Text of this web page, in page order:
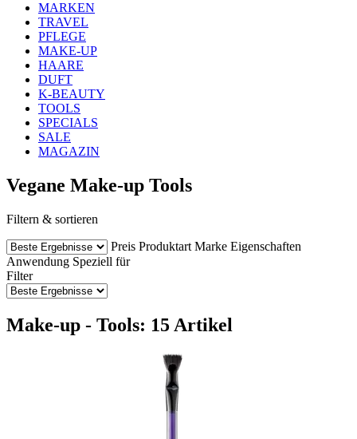
MARKEN
TRAVEL
PFLEGE
MAKE-UP
HAARE
DUFT
K-BEAUTY
TOOLS
SPECIALS
SALE
MAGAZIN
Vegane Make-up Tools
Filtern & sortieren
Preis Produktart Marke Eigenschaften
Anwendung Speziell für
Filter
Make-up - Tools: 15 Artikel